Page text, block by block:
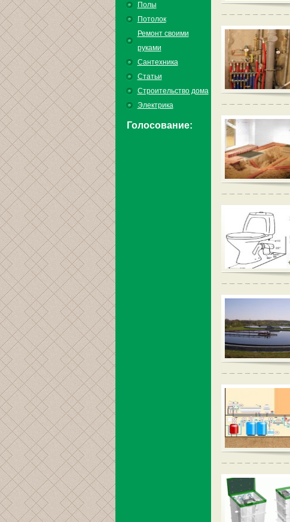
Полы
Потолок
Ремонт своими
руками
Сантехника
Статьи
Строительство дома
Электрика
Голосование: